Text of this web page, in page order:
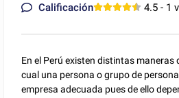
Calificación
4.5 - 1
En el Perú existen distintas
cual una persona o grupo de
empresa adecuada pues de ello